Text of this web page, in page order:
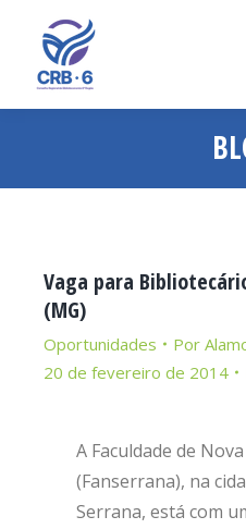
Vaga para
(MG)
Oportunidades Por
20 de fevereiro de 2014
A Faculdade de
(Fanserrana), na
Serrana, está com